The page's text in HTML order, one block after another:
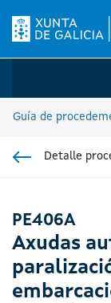
Logo da
Guía de
Detalle
PE406A
Axudas